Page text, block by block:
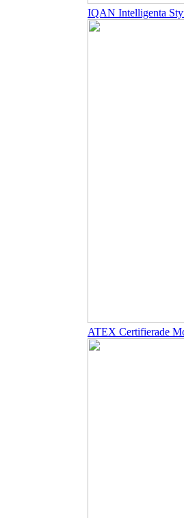
IQAN Intelligenta
ATEX Certifierade